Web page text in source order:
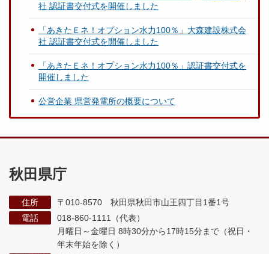
社 認証書交付式を開催しました
「あきたＥネ！オプション水力100％」大森建設株式会
社 認証書交付式を開催しました
「あきたＥネ！オプション水力100％」認証書交付式を
開催しました
公営企業 県営発電所の概要について
秋田県庁
住所
〒010-8570 秋田県秋田市山王四丁目1番1号
電話
018-860-1111（代表）
月曜日～金曜日 8時30分から17時15分まで （祝日・
年末年始を除く）